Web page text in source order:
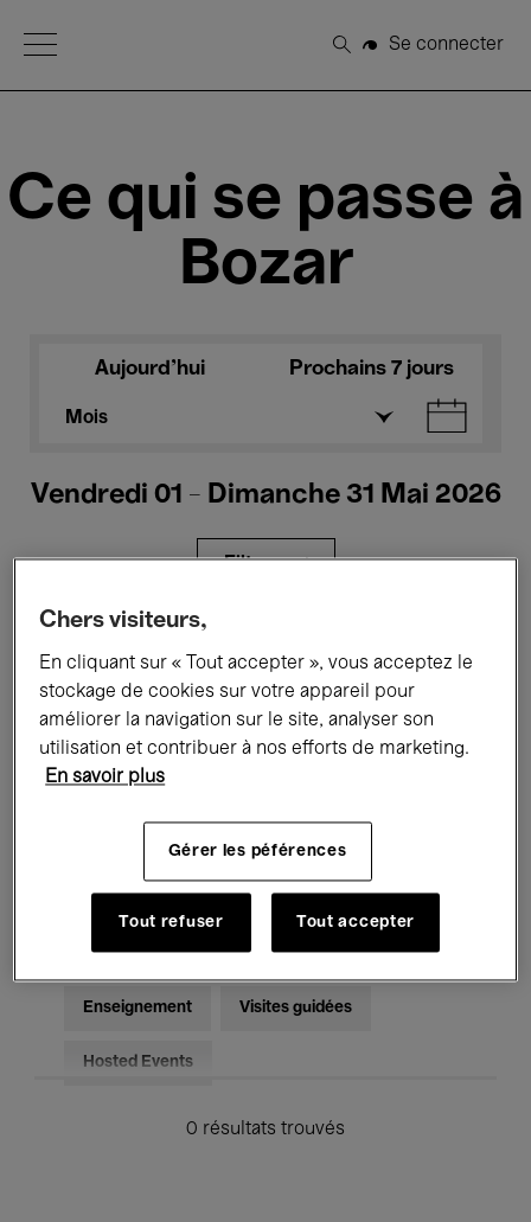
Open Menu
Rechercher
Se connecter
Ce qui se passe à
Bozar
Aujourd'hui Prochains 7 jours
Mois
Vendredi 01 - Dimanche 31 Mai 2026
Filtres
Expositions Films Performances
Rencontres & Débats Jazz
Musique électronique
Pour tous Kids’ Palace
Enseignement Visites guidées
Hosted Events
0 résultats trouvés
Chers visiteurs,
En cliquant sur « Tout accepter », vous acceptez le
stockage de cookies sur votre appareil pour
améliorer la navigation sur le site, analyser son
utilisation et contribuer à nos efforts de marketing.
En savoir plus
Gérer les péférences
Tout refuser Tout accepter